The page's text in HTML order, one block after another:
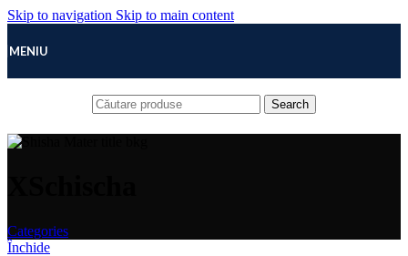
Skip to navigation Skip to main content
MENIU
Search
Categories
Închide